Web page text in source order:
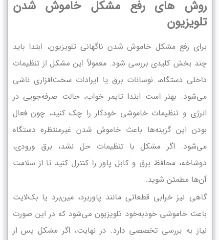
روش های رفع مشکل خاموش شدن
تلویزیون
برای رفع مشکل خاموش شدن ناگهانی تلویزیون، ابتدا باید
چند بخش کلیدی بررسی شود. معمولاً این مشکل از تنظیمات
داخلی دستگاه، نوسانات برق یا ایرادات سخت‌افزاری ناشی
می‌شود. بهتر است ابتدا تایمر خواب، حالت صرفه‌جویی در
انرژی و تنظیمات خاموشی خودکار را چک کنید، چون فعال
بودن این گزینه‌ها باعث خاموش شدن غیرمنتظره دستگاه
می‌شود. اگر مشکل با تنظیمات حل نشد، برق ورودی،
دوشاخه، محافظ برق و کابل پاور را کنترل کنید تا از سلامت
آن‌ها مطمئن شوید.
گاهی نیز خرابی قطعاتی مانند پاوربرد، مین‌برد یا بک‌لایت
باعث خاموشی خودبه‌خود تلویزیون می‌شود که در این صورت
نیاز به بررسی تخصصی دارد. در نهایت، اگر مشکل پس از